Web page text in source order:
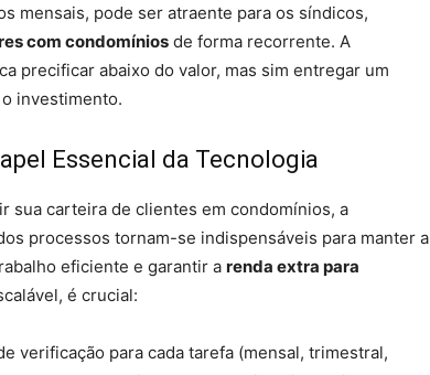
mensais, pode ser atraente para os síndicos,
com condomínios de forma recorrente. A
precificar abaixo do valor, mas sim entregar um
investimento.
Essencial da Tecnologia
sua carteira de clientes em condomínios, a
processos tornam-se indispensáveis para manter a
eficiente e garantir a renda extra para
é crucial:
verificação para cada tarefa (mensal, trimestral,